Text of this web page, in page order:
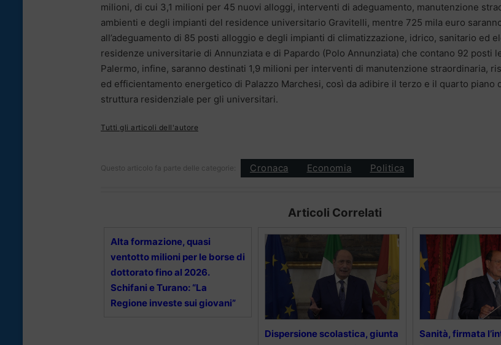
milioni, di cui 3,1 milioni per 45 nuovi alloggi, interventi di adeguamento, manutenzione
ambienti e degli impianti del residence universitario Gravitelli, mentre 725 mila euro
all’adeguamento di 85 posti alloggio e degli impianti di climatizzazione, idrico, sanitario ed
residenze universitarie di Annunziata e di Papardo (Polo Annunziata) che contano 92 posti
Palermo, infine, saranno destinati 1,9 milioni per interventi di manutenzione straordinaria,
ed efficientamento energetico di Palazzo Marchesi, così da adibire il terzo e il quarto piano
struttura residenziale per gli universitari.
Tutti gli articoli dell'autore
Questo articolo fa parte delle categorie: Cronaca Economia Politica
Articoli Correlati
Alta formazione, quasi
ventotto milioni per le borse di
dottorato fino al 2026.
Schifani e Turano: “La
Regione investe sui giovani”
Dispersione scolastica, giunta
Sanità, firmata